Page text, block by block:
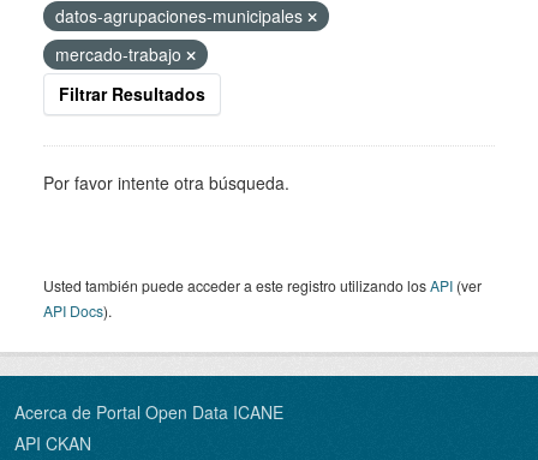
datos-agrupaciones-municipales
mercado-trabajo
Filtrar Resultados
Por favor intente otra búsqueda.
Usted también puede acceder a este registro utilizando losAPI (ver
API Docs).
Acerca de Portal Open Data ICANE
API CKAN